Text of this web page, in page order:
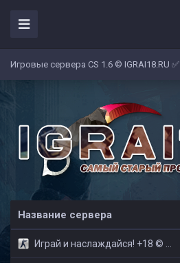
Игровые сервера CS 1.6 © IGRAI18.RU ✅
Название сервера
Играй и наслаждайся! +18 © Public